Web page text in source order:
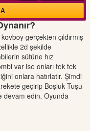
gerçekten çıldırmış
2d şekilde
sütüne hız
var ise onları tek tek
onlara hatırlatır. Şimdi
geçirip Boşluk Tuşu
devam edin. Oyunda